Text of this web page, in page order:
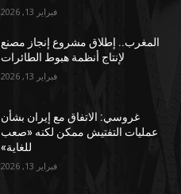
فبراير 13, 2026
المغرب.. إطلاق مشروع إنجاز مصنع
لإنتاج أنظمة هبوط الطائرات
فبراير 13, 2026
غروسي: الاتفاق مع إيران بشأن
عمليات التفتيش ممكن لكنه «صعب
للغاية»
فبراير 13, 2026